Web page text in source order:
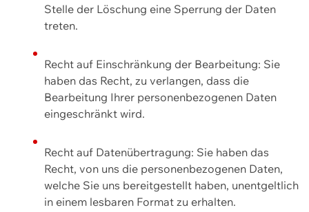
Stelle der Löschung eine Sperrung der Daten
treten.
Recht auf Einschränkung der Bearbeitung: Sie
haben das Recht, zu verlangen, dass die
Bearbeitung Ihrer personenbezogenen Daten
eingeschränkt wird.
Recht auf Datenübertragung: Sie haben das
Recht, von uns die personenbezogenen Daten,
welche Sie uns bereitgestellt haben, unentgeltlich
in einem lesbaren Format zu erhalten.